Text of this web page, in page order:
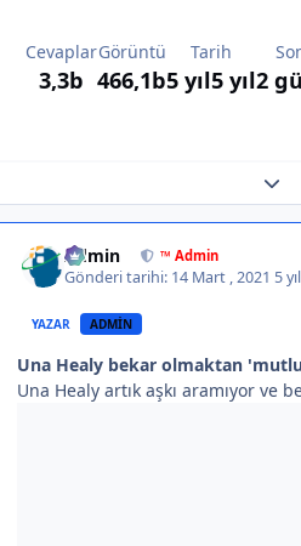
Cevaplar
3,3b
Görüntü
466,1b
Tarih
5 yıl5 yıl2
Admin ™ Admin
Gönderi tarihi: 14 Mart , 2021 5 yıl
YAZAR ADMIN
Una Healy bekar olmaktan
Una Healy artık aşkı aramıyor ve